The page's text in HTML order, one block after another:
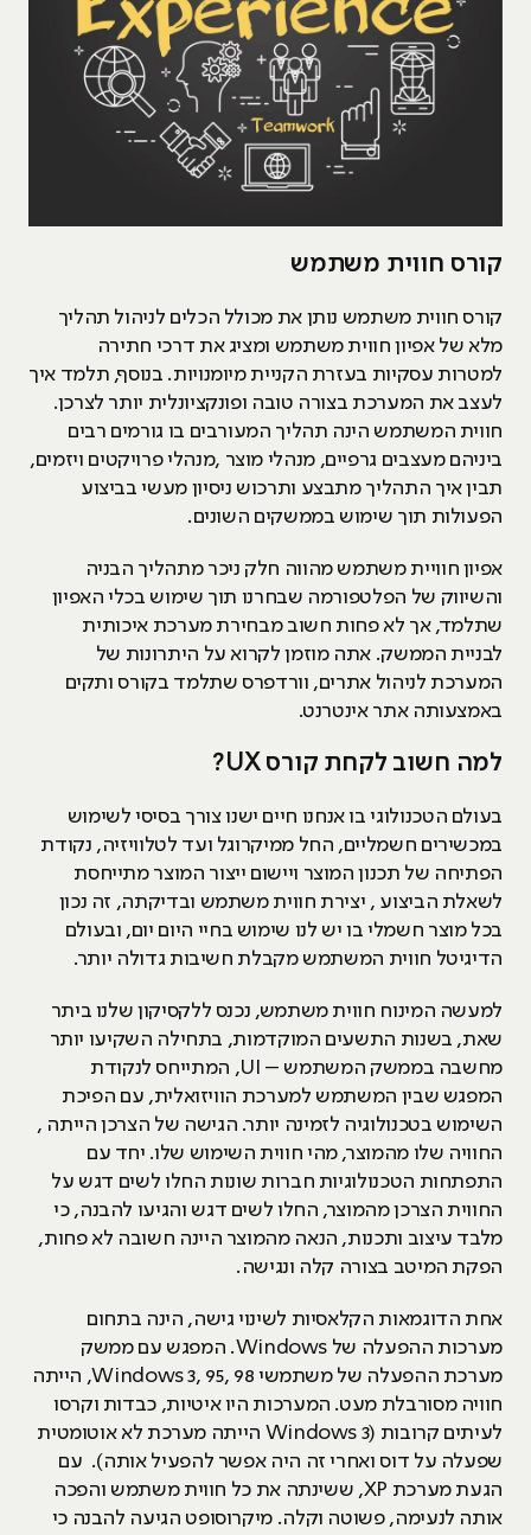
קורס חווית משתמש
קורס חווית משתמש נותן את מכולל הכלים לניהול תהליך
מלא של אפיון חווית משתמש ומציג את דרכי חתירה
למטרות עסקיות בעזרת הקניית מיומנויות. בנוסף, תלמד איך
לעצב את המערכת בצורה טובה ופונקציונלית יותר לצרכן.
חווית המשתמש הינה תהליך המעורבים בו גורמים רבים
ביניהם מעצבים גרפיים, מנהלי מוצר ,מנהלי פרויקטים ויזמים,
תבין איך התהליך מתבצע ותרכוש ניסיון מעשי בביצוע
הפעולות תוך שימוש בממשקים השונים.
אפיון חוויית משתמש מהווה חלק ניכר מתהליך הבניה
והשיווק של הפלטפורמה שבחרנו תוך שימוש בכלי האפיון
שתלמד, אך לא פחות חשוב מבחירת מערכת איכותית
לבניית הממשק. אתה מוזמן לקרוא על היתרונות של
המערכת לניהול אתרים, וורדפרס שתלמד בקורס ותקים
באמצעותה אתר אינטרנט.
למה חשוב לקחת קורס UX?
בעולם הטכנולוגי בו אנחנו חיים ישנו צורך בסיסי לשימוש
במכשירים חשמליים, החל ממיקרוגל ועד לטלוויזיה, נקודת
הפתיחה של תכנון המוצר ויישום ייצור המוצר מתייחסת
לשאלת הביצוע , יצירת חווית משתמש ובדיקתה, זה נכון
בכל מוצר חשמלי בו יש לנו שימוש בחיי היום יום, ובעולם
הדיגיטל חווית המשתמש מקבלת חשיבות גדולה יותר.
למעשה המינוח חווית משתמש, נכנס ללקסיקון שלנו ביתר
שאת, בשנות התשעים המוקדמות, בתחילה השקיעו יותר
מחשבה בממשק המשתמש – UI, המתייחס לנקודת
המפגש שבין המשתמש למערכת הוויזואלית, עם הפיכת
השימוש בטכנולוגיה לזמינה יותר. הגישה של הצרכן הייתה ,
החוויה שלו מהמוצר, מהי חווית השימוש שלו. יחד עם
התפתחות הטכנולוגיות חברות שונות החלו לשים דגש על
החווית הצרכן מהמוצר, החלו לשים דגש והגיעו להבנה, כי
מלבד עיצוב ותכנות, הנאה מהמוצר היינה חשובה לא פחות,
הפקת המיטב בצורה קלה ונגישה.
אחת הדוגמאות הקלאסיות לשינוי גישה, הינה בתחום
מערכות ההפעלה של Windows. המפגש עם ממשק
מערכת ההפעלה של משתמשי Windows 3, 95, 98, הייתה
חוויה מסורבלת מעט. המערכות היו איטיות, כבדות וקרסו
לעיתים קרובות (Windows 3 הייתה מערכת לא אוטומטית
שפעלה על דוס ואחרי זה היה אפשר להפעיל אותה). עם
הגעת מערכת XP, ששינתה את כל חווית משתמש והפכה
אותה לנעימה, פשוטה וקלה. מיקרוסופט הגיעה להבנה כי